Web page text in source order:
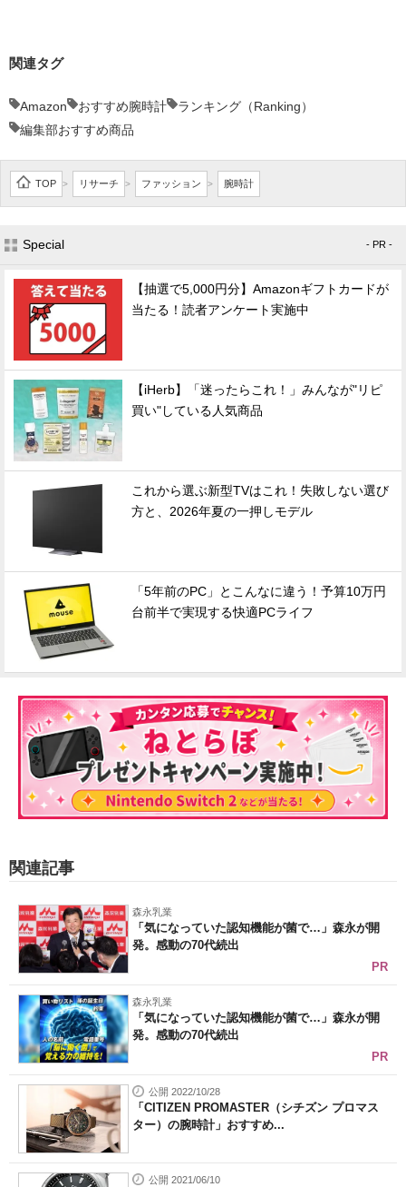
関連タグ
Amazon おすすめ腕時計
ランキング（Ranking）
編集部おすすめ商品
TOP > リサーチ > ファッション > 腕時計
Special - PR -
【抽選で5,000円分】Amazonギフトカードが
当たる！読者アンケート実施中
【iHerb】「迷ったらこれ！」みんなが"リピ
買い"している人気商品
これから選ぶ新型TVはこれ！失敗しない選び
方と、2026年夏の一押しモデル
「5年前のPC」とこんなに違う！予算10万円
台前半で実現する快適PCライフ
関連記事
森永乳業
「気になっていた認知機能が菌で…」森永が開
発。感動の70代続出
PR
森永乳業
「気になっていた認知機能が菌で…」森永が開
発。感動の70代続出
PR
公開 2022/10/28
「CITIZEN PROMASTER（シチズン プロマス
ター）の腕時計」おすすめ...
公開 2021/06/10